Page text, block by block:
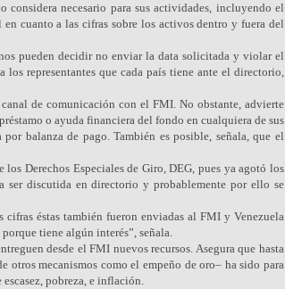
necesario para sus actividades, incluyendo el
cuanto a las cifras sobre los activos dentro y fuera del
pueden decidir no enviar la data solicitada y violar el
representantes que cada país tiene ante el directorio,
de comunicación con el FMI. No obstante, advierte
o ayuda financiera del fondo en cualquiera de sus
balanza de pago. También es posible, señala, que el
Derechos Especiales de Giro, DEG, pues ya agotó los
discutida en directorio y probablemente por ello se
éstas también fueron enviadas al FMI y Venezuela
tiene algún interés”, señala.
desde el FMI nuevos recursos. Asegura que hasta
mecanismos como el empeño de oro– ha sido para
pobreza, e inflación.